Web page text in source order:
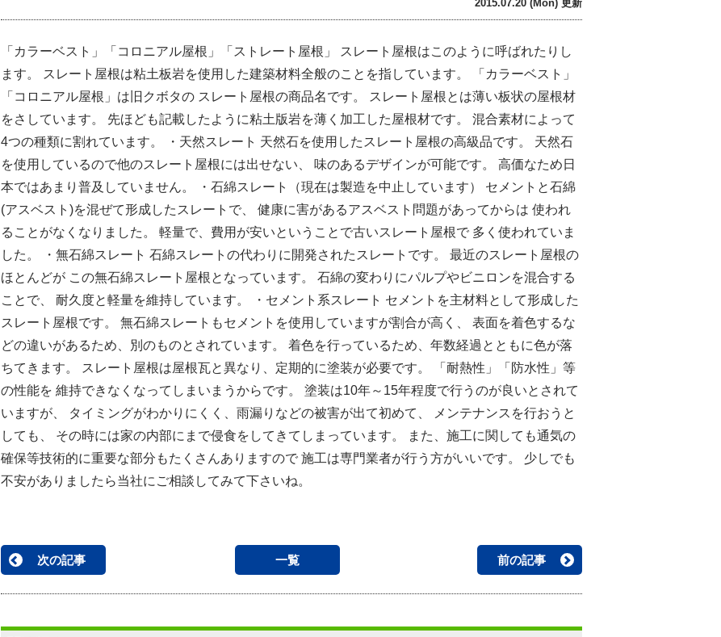
2015.07.20 (Mon) 更新
「カラーベスト」「コロニアル屋根」「ストレート屋根」 スレート屋根はこのように呼ばれたりし
ます。 スレート屋根は粘土板岩を使用した建築材料全般のことを指しています。 「カラーベスト」
「コロニアル屋根」は旧クボタの スレート屋根の商品名です。 スレート屋根とは薄い板状の屋根材
をさしています。 先ほども記載したように粘土版岩を薄く加工した屋根材です。 混合素材によって
4つの種類に割れています。 ・天然スレート 天然石を使用したスレート屋根の高級品です。 天然石
を使用しているので他のスレート屋根には出せない、 味のあるデザインが可能です。 高価なため日
本ではあまり普及していません。 ・石綿スレート（現在は製造を中止しています） セメントと石綿
(アスベスト)を混ぜて形成したスレートで、 健康に害があるアスベスト問題があってからは 使われ
ることがなくなりました。 軽量で、費用が安いということで古いスレート屋根で 多く使われていま
した。 ・無石綿スレート 石綿スレートの代わりに開発されたスレートです。 最近のスレート屋根の
ほとんどが この無石綿スレート屋根となっています。 石綿の変わりにパルプやビニロンを混合する
ことで、 耐久度と軽量を維持しています。 ・セメント系スレート セメントを主材料として形成した
スレート屋根です。 無石綿スレートもセメントを使用していますが割合が高く、 表面を着色するな
どの違いがあるため、別のものとされています。 着色を行っているため、年数経過とともに色が落
ちてきます。 スレート屋根は屋根瓦と異なり、定期的に塗装が必要です。 「耐熱性」「防水性」等
の性能を 維持できなくなってしまいまうからです。 塗装は10年～15年程度で行うのが良いとされて
いますが、 タイミングがわかりにくく、雨漏りなどの被害が出て初めて、 メンテナンスを行おうと
しても、 その時には家の内部にまで侵食をしてきてしまっています。 また、施工に関しても通気の
確保等技術的に重要な部分もたくさんありますので 施工は専門業者が行う方がいいです。 少しでも
不安がありましたら当社にご相談してみて下さいね。
次の記事 一覧 前の記事